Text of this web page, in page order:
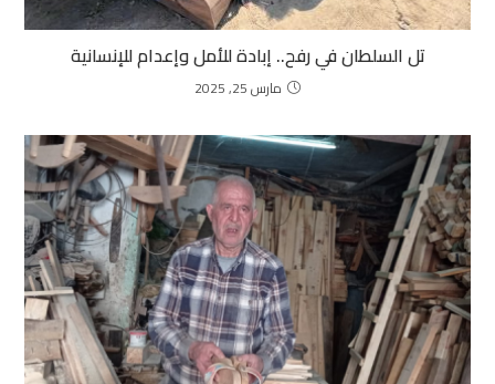
تل السلطان في رفح.. إبادة للأمل وإعدام للإنسانية
مارس 25, 2025